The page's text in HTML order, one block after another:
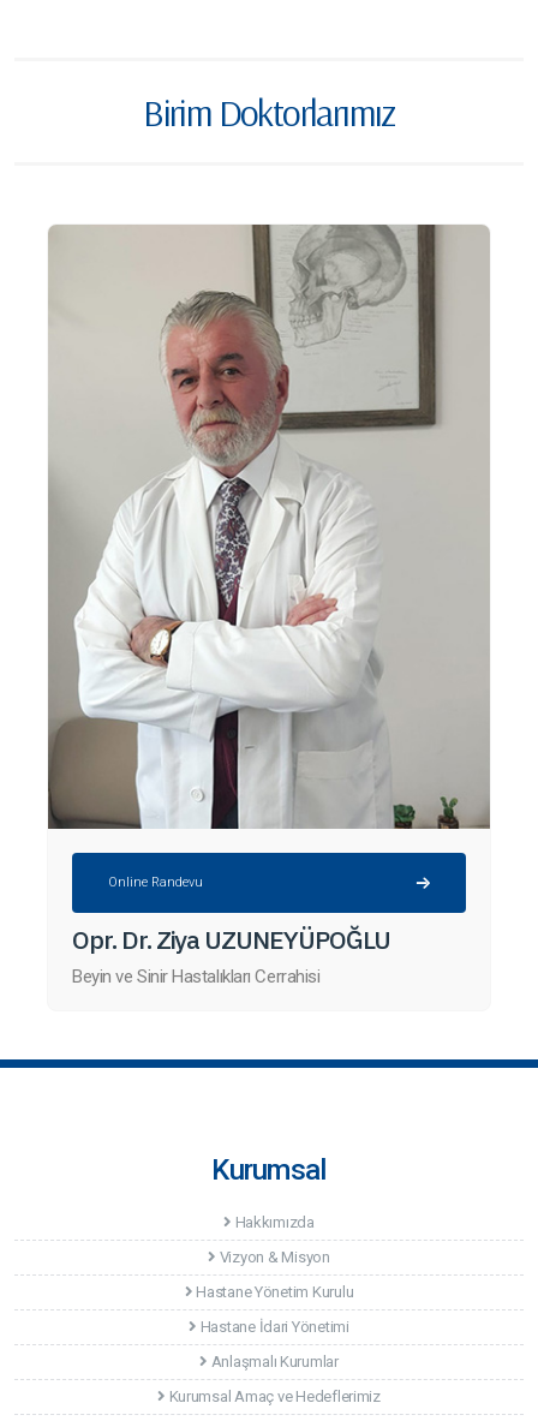
Birim Doktorlarımız
Online Randevu
Opr. Dr. Ziya UZUNEYÜPOĞLU
Beyin ve Sinir Hastalıkları Cerrahisi
Kurumsal
Hakkımızda
Vizyon & Misyon
Hastane Yönetim Kurulu
Hastane İdari Yönetimi
Anlaşmalı Kurumlar
Kurumsal Amaç ve Hedeflerimiz